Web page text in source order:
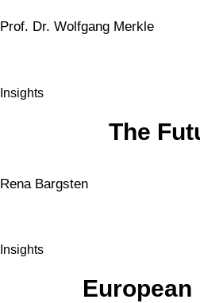
Prof. Dr. Wolfgang Merkle
Insights
The
Rena Bargsten
Insights
European